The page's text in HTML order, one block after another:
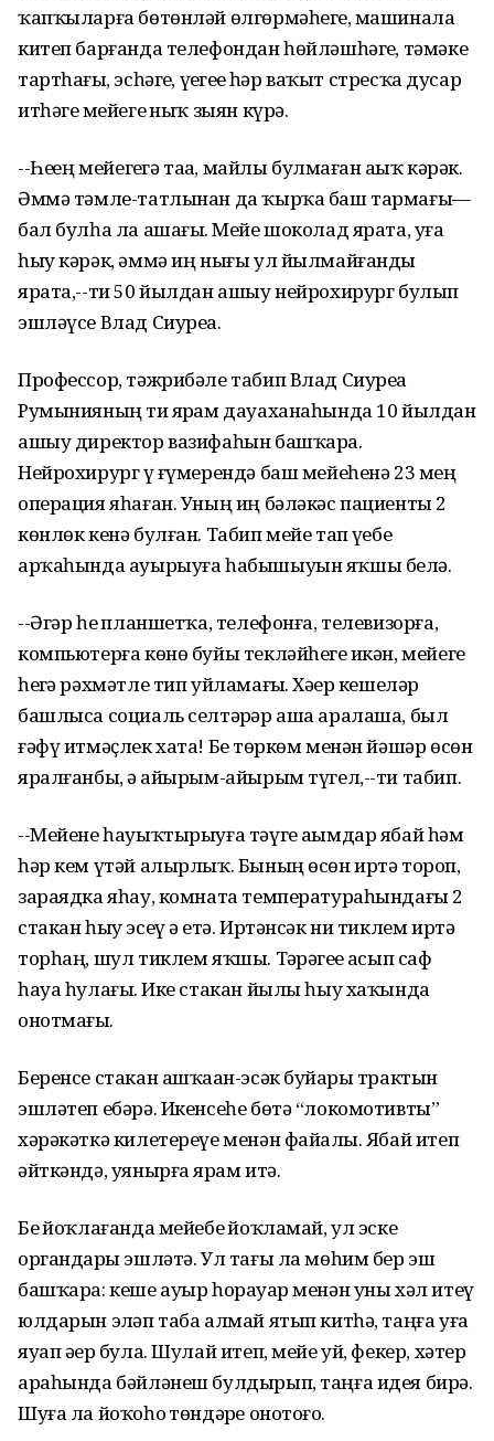
ҡапҡыларға бөтөнләй өлгөрмәһегеҙ, машинала
китеп барғанда телефондан һөйләшһәгеҙ, тәмәке
тартһағыҙ, эсһәгеҙ, үҙегеҙҙе һәр ваҡыт стресҡа дусар
итһәгеҙ мейегеҙ ныҡ зыян күрә.
--Һеҙҙең мейегеҙгә таҙа, майлы булмаған аҙыҡ кәрәк.
Әммә тәмле-татлынан да ҡырҡа баш тармағыҙ—
бал булһа ла ашағыҙ. Мейе шоколад ярата, уға
һыу кәрәк, әммә иң нығы ул йылмайғанды
ярата,--ти 50 йылдан ашыу нейрохирург булып
эшләүсе Влад Сиуреа.
Профессор, тәжрибәле табип Влад Сиуреа
Румынияның тиҙ ярҙам дауаханаһында 10 йылдан
ашыу директор вазифаһын башҡара.
Нейрохирург үҙ ғүмерендә баш мейеһенә 23 мең
операция яһаған. Уның иң бәләкәс пациенты 2
көнлөк кенә булған. Табип мейе тап үҙебеҙ
арҡаһында ауырыуға һабышыуын яҡшы белә.
--Әгәр һеҙ планшетҡа, телефонға, телевизорға,
компьютерға көнө буйы текләйһегеҙ икән, мейегеҙ
һеҙгә рәхмәтле тип уйламағыҙ. Хәҙер кешеләр
башлыса социаль селтәрҙәр аша аралаша, был
ғәфү итмәҫлек хата! Беҙ төркөм менән йәшәр өсөн
яралғанбыҙ, ә айырым-айырым түгел,--ти табип.
--Мейене һауыҡтырыуға тәүге аҙымдар ябай һәм
һәр кем үтәй алырлыҡ. Бының өсөн иртә тороп,
зараядка яһау, комната температураһындағы 2
стакан һыу эсеү ҙә етә. Иртәнсәк ни тиклем иртә
торһаң, шул тиклем яҡшы. Тәҙрәгеҙҙе асып саф
һауа һулағыҙ. Ике стакан йылы һыу хаҡында
онотмағыҙ.
Беренсе стакан ашҡаҙан-эсәк буйҙары трактын
эшләтеп ебәрә. Икенсеһе бөтә “локомотивты”
хәрәкәткә килетереүе менән файҙалы. Ябай итеп
әйткәндә, уянырға ярҙам итә.
Беҙ йоҡлағанда мейебеҙ йоҡламай, ул эске
органдарҙы эшләтә. Ул тағы ла мөһим бер эш
башҡара: кеше ауыр һорауҙар менән уны хәл итеү
юлдарын эҙләп таба алмай ятып китһә, таңға уға
яуап әҙер була. Шулай итеп, мейе уй, фекер, хәтер
араһында бәйләнеш булдырып, таңға идея бирә.
Шуға ла йоҡоһоҙ төндәрҙе онотоғоҙ.